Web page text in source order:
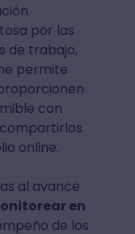
por las
de trabajo,
permite
con
online.
al avance
en
de los